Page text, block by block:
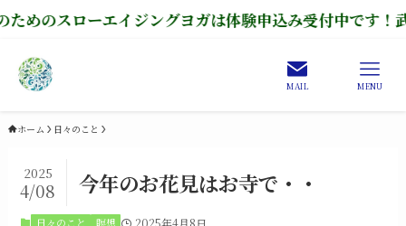
ローエイジングヨガは体験申込み受付中です！武蔵野
MAIL MENU
ホーム 日々のこと
今年のお花見はお寺で・・
2025
4/08
日々のこと 瞑想 2025年4月8日